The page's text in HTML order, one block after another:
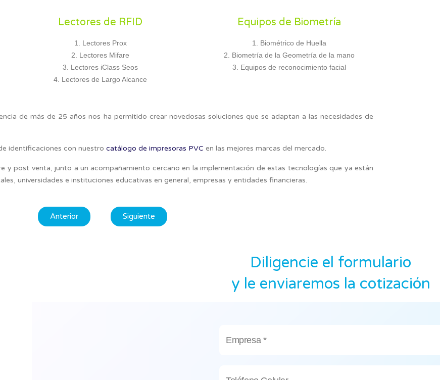
Lectores de RFID
Lectores Prox
Lectores Mifare
Lectores iClass Seos
Lectores de Largo Alcance
Equipos de Biometría
Biométrico de Huella
Biometría de la Geometría de la mano
Equipos de reconocimiento facial
de más de 25 años nos ha permitido crear novedosas soluciones que se adaptan a las necesidades de
identificaciones con nuestro catálogo de impresoras PVC en las mejores marcas del mercado.
y post venta, junto a un acompañamiento cercano en la implementación de estas tecnologías que ya están
universidades e instituciones educativas en general, empresas y entidades financieras.
Anterior Siguiente
Diligencie el formulario
y le enviaremos la cotización